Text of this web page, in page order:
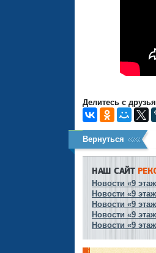
Делитесь с
Вернуться
НАШ САЙТ
Новости «9
Новости «9
Новости «9
Новости «9
Новости «9